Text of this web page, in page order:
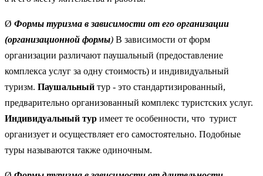
Ø Формы туризма в зависимости от его организации
(организационной формы) В зависимости от форм
организации различают паушальный (предоставление
комплекса услуг за одну стоимость) и индивидуальный
туризм. Паушальный тур - это стандартизированный,
предварительно организованный комплекс туристских услуг.
Индивидуальный тур имеет те особенности, что турист
организует и осуществляет его самостоятельно. Подобные
туры называются также одиночным.